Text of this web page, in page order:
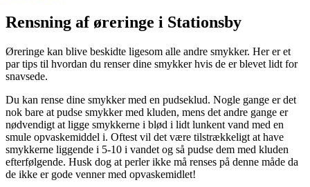
Rensning af øreringe i Stationsby
Øreringe kan blive beskidte ligesom alle andre smykker. Her er et
par tips til hvordan du renser dine smykker hvis de er blevet lidt for
snavsede.
Du kan rense dine smykker med en pudseklud. Nogle gange er det
nok bare at pudse smykker med kluden, mens det andre gange er
nødvendigt at ligge smykkerne i blød i lidt lunkent vand med en
smule opvaskemiddel i. Oftest vil det være tilstrækkeligt at have
smykkerne liggende i 5-10 i vandet og så pudse dem med kluden
efterfølgende. Husk dog at perler ikke må renses på denne måde da
de ikke er gode venner med opvaskemidlet!